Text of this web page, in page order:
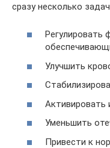
сразу несколько
Регулировать
Улучшить
Активировать
Уменьшить
Привести к